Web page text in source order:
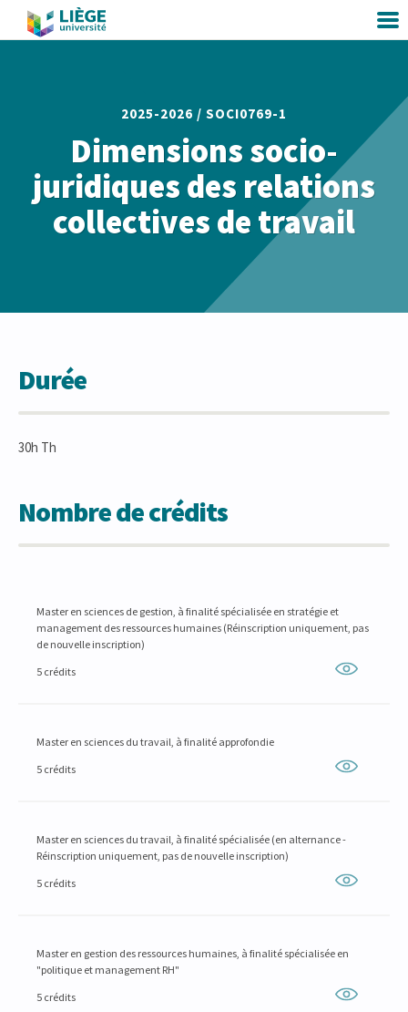
2025-2026 / SOCI0769-1
Dimensions socio-
juridiques des relations
collectives de travail
Durée
30h Th
Nombre de crédits
Master en sciences de gestion, à finalité spécialisée en stratégie et
management des ressources humaines (Réinscription uniquement, pas
de nouvelle inscription)
5 crédits
Master en sciences du travail, à finalité approfondie
5 crédits
Master en sciences du travail, à finalité spécialisée (en alternance -
Réinscription uniquement, pas de nouvelle inscription)
5 crédits
Master en gestion des ressources humaines, à finalité spécialisée en
"politique et management RH"
5 crédits